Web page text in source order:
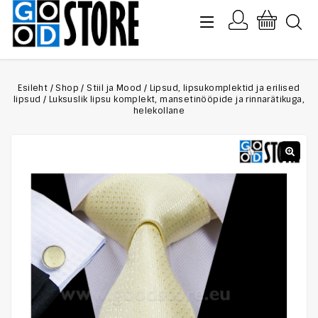
Esileht / Shop / Stiil ja Mood / Lipsud, lipsukomplektid ja erilised
lipsud / Luksuslik lipsu komplekt, mansetinööpide ja rinnarätikuga,
helekollane